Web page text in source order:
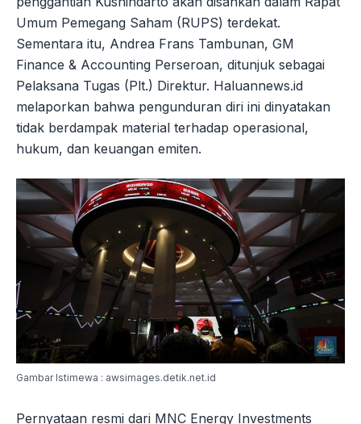
Umum Pemegang Saham (RUPS) terdekat.
Sementara itu, Andrea Frans Tambunan, GM
Finance & Accounting Perseroan, ditunjuk sebagai
Pelaksana Tugas (Plt.) Direktur. Haluannews.id
melaporkan bahwa pengunduran diri ini dinyatakan
tidak berdampak material terhadap operasional,
hukum, dan keuangan emiten.
Gambar Istimewa : awsimages.detik.net.id
Pernyataan resmi dari MNC Energy Investments